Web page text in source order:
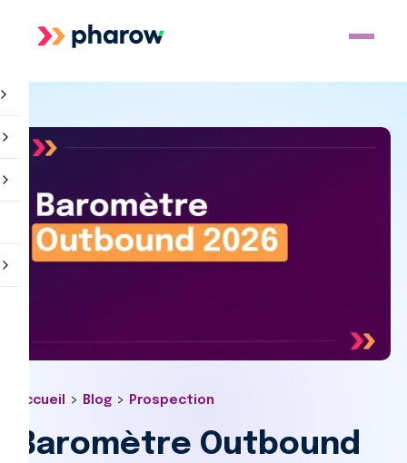
Accueil > Blog > Prospection
Baromètre Outbound